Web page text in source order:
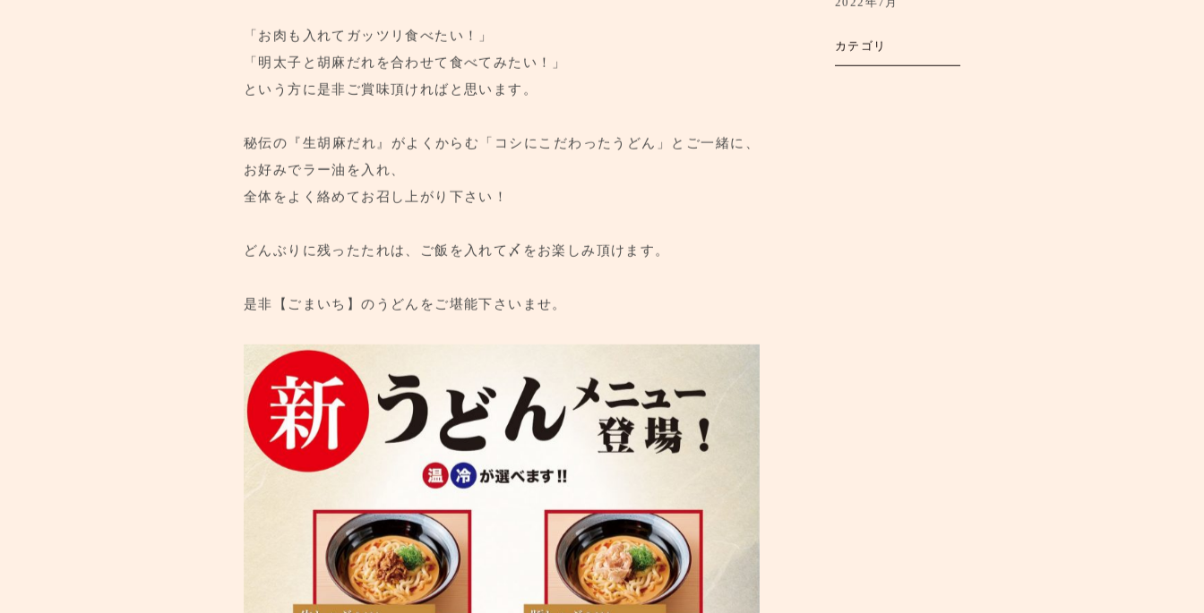
「お肉も入れてガッツリ食べたい！」
「明太子と胡麻だれを合わせて食べてみたい！」
という方に是非ご賞味頂ければと思います。
秘伝の『生胡麻だれ』がよくからむ「コシにこだわったうどん」とご一緒に、
お好みでラー油を入れ、
全体をよく絡めてお召し上がり下さい！
どんぶりに残ったたれは、ご飯を入れて〆をお楽しみ頂けます。
是非【ごまいち】のうどんをご堪能下さいませ。
2022年7月
カテゴリ